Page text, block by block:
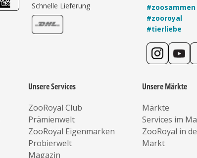
Schnelle Lieferung
#zoosammen
#zooroyal
#tierliebe
Unsere Services
ZooRoyal Club
Prämienwelt
ZooRoyal Eigenmarken
Probierwelt
Magazin
Unsere Märkte
Märkte
Services im
ZooRoyal in
Markt